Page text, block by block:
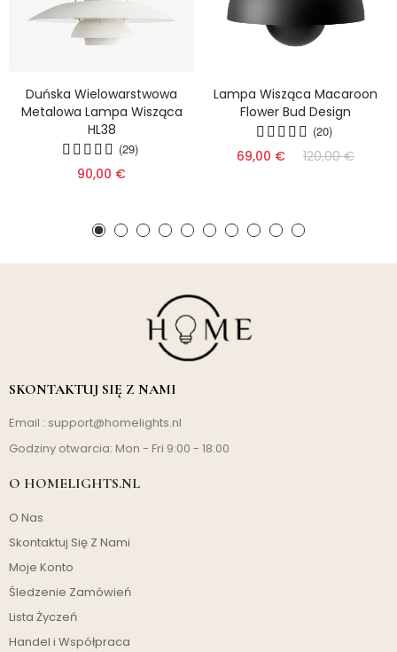
Duńska Wielowarstwowa
Metalowa Lampa Wisząca
HL38
(29)
90,00 €
Lampa Wisząca Macaroon
Flower Bud Design
(20)
69,00 € 120,00 €
SKONTAKTUJ SIĘ Z NAMI
Email : support@homelights.nl
Godziny otwarcia: Mon - Fri 9:00 - 18:00
O HOMELIGHTS.NL
O Nas
Skontaktuj Się Z Nami
Moje Konto
Śledzenie Zamówień
Lista Życzeń
Handel i Współpraca